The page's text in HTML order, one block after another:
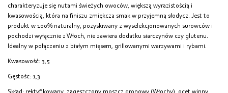
charakteryzuje się nutami świeżych owoców, większą wyrazistością i
kwasowością, która na finiszu zmiękcza smak w przyjemną słodycz. Jest to
produkt w 100% naturalny, pozyskiwany z wyselekcjonowanych surowców i
pochodzi wyłącznie z Włoch, nie zawiera dodatku siarczynów czy glutenu.
Idealny w połączeniu z białym mięsem, grillowanymi warzywami i rybami.
Kwasowość: 3,5
Gęstośc: 1,3